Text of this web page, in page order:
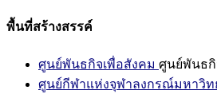
พื้นที่สร้างสรรค์
ศูนย์พันธกิจเพื่อสังคม ศูนย์พันธกิ
ศูนย์กีฬาแห่งจุฬาลงกรณ์มหาวิท